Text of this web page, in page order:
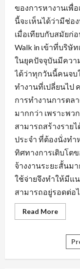
ของการหางานเพื่
นี้จะเห็นได้ว่ามีช่อ
เมื่อเทียบกับสมัยก่
Walk in เข้าที่บริษั
ในยุคปัจจุบันมีควา
ได้ว่าทุกวันนี้คนจ
ทำงานที่เปลี่ยนไป
การทำงานการตล
มากกว่า เพราะพ
สามารถสร้างราย
ประจำ ที่ต้องนั่งทำ
ทิศทางการเติบโต
จ้างงานระยะสั้นม
ใช้จ่ายจึงทำให้มีแ
สามารถอยู่รอดต่อไ
Read MoreRead
more
ความ
ต้องกา
งาน